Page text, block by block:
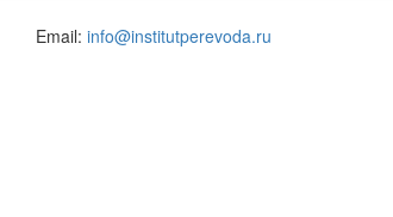
Email: info@institutperevoda.ru